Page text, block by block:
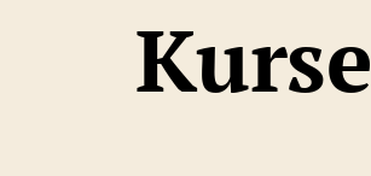
Kurse